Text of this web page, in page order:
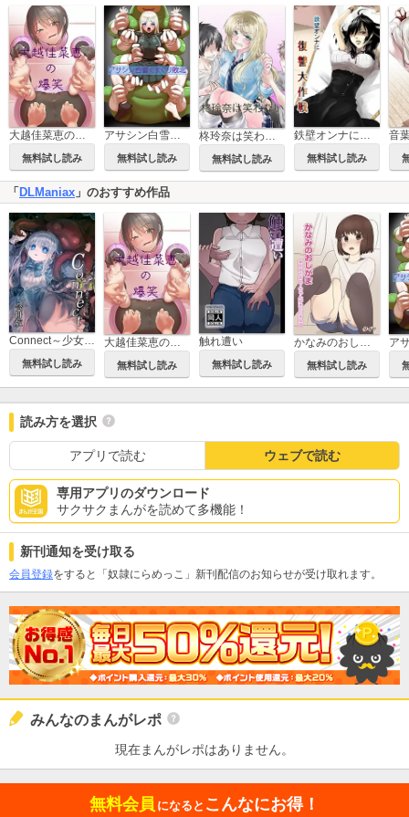
大越佳菜恵の爆笑
無料試し読み
アサシン白雪くすぐり敗北
無料試し読み 無料試し読み 無料試し読み
音
「DLManiax 」のおすすめ作品
Connect～少女は触手と愛を紡ぐ～【全年齢版】【合冊版】
無料試し読み 無料試し読み
触れ遭い
無料試し読み
かなみのおしがま 車の中でおねーちゃんが大ピンチな話
無料試し読み
読み方を選択
アプリで読む ウェブで読む
専用アプリのダウンロード
サクサクまんがを読めて多機能！
新刊通知を受け取る
会員登録をすると「奴隷にらめっこ」新刊配信のお知らせが受け取れます。
みんなのまんがレポ
現在まんがレポはありません。
無料会員 になると こんなにお得！